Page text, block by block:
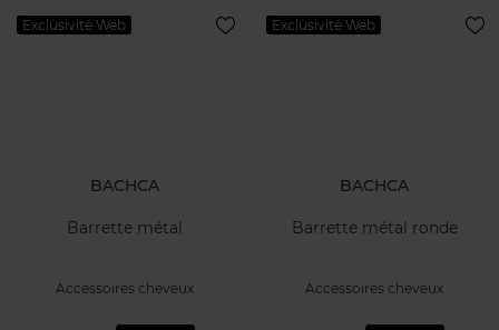
Exclusivité Web
BACHCA
Barrette métal
Accessoires cheveux
Exclusivité Web
BACHCA
Barrette métal ronde
Accessoires cheveux